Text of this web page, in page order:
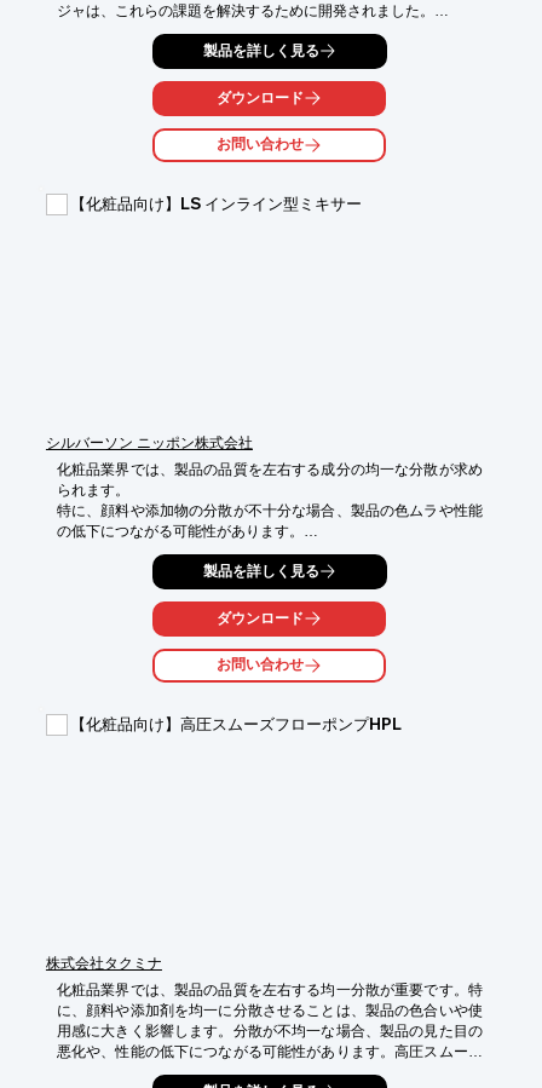
ジャは、これらの課題を解決するために開発されました。
【活用シーン】
*   化粧品原料のフレコンバッグからの粉体充填
*   作業環境の改善
*   粉体残量の削減
*   発塵を抑制し、作業環境を改善
*   製品への異物混入リスクを低減
製品を詳しく見る
ダウンロード
お問い合わせ
【化粧品向け】LS インライン型ミキサー
シルバーソン ニッポン株式会社
化粧品業界では、製品の品質を左右する成分の均一な分散が求め
られます。
特に、顔料や添加物の分散が不十分な場合、製品の色ムラや性能
の低下につながる可能性があります。
LS インライン型ミキサーは、インライン式であるため
空気に触れることなく、均一な分散を短時間で行うことが可能で
【活用シーン】
・乳液、クリーム、ファンデーションなどの製造
・顔料、色素、香料などの分散
製品を詳しく見る
ダウンロード
お問い合わせ
【化粧品向け】高圧スムーズフローポンプHPL
株式会社タクミナ
化粧品業界では、製品の品質を左右する均一分散が重要です。特
に、顔料や添加剤を均一に分散させることは、製品の色合いや使
用感に大きく影響します。分散が不均一な場合、製品の見た目の
悪化や、性能の低下につながる可能性があります。高圧スムーズ
フローポンプHPLは、50MPaの高圧送液により、均一な分散を可